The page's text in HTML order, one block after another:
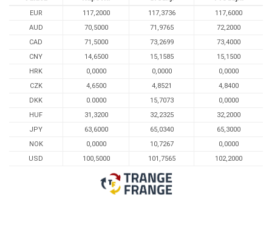
EUR 117,2000 117,3736
117,6000
AUD
70,5000 71,9765
72,2000
CAD
71,5000 73,2699
73,4000
CNY
14,6500 15,1585
15,1500
HRK
0,0000 0,0000
0,0000
CZK
4,6500 4,8521
4,8400
DKK
0.0000 15,7073
0,0000
HUF
31,3200 32,2325
32,2000
JPY
63,6000 65,0340
65,3000
NOK
0,0000 10,7267
0,0000
USD
100,5000 101,7565 102,2000